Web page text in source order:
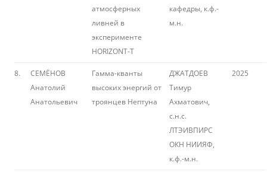
атмосферных
ливней в
эксперименте
HORIZONT-T
кафедры, к.ф.-
м.н.
8.
СЕМЁНОВ
Анатолий
Анатольевич
Гамма-кванты
высоких энергий от
троянцев Нептуна
ДЖАТДОЕВ
Тимур
Ахматович,
с.н.с.
ЛТЭИВПИРС
ОКН НИИЯФ,
к.ф.-м.н.
2025